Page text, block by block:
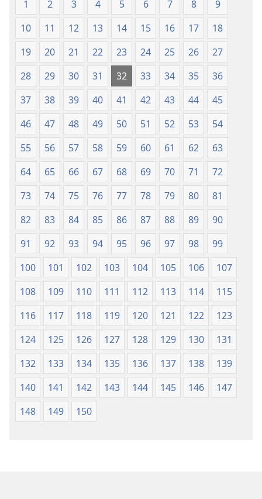
monn
nouvo
1 2 3 4 5 6 7 8
9
10
11 12 13 14 15 16 17
18
19
20 21 22 23 24 25 26
27
28
29 30 31 32 33 34 35
36
37
38 39 40 41 42 43 44
45
46
47 48 49 50 51 52 53
54
55
56 57 58 59 60 61 62
63
64
65 66 67 68 69 70 71
72
73
74 75 76 77 78 79 80
81
82
83 84 85 86 87 88 89
90
91
92 93 94 95 96 97 98
99
100
101 102 103 104 105 106
107
108
109 110 111 112 113 114
115
116
117 118 119 120 121 122
123
124
125 126 127 128 129 130
131
132
133 134 135 136 137 138
139
140
141 142 143 144 145 146
147
148
149 150